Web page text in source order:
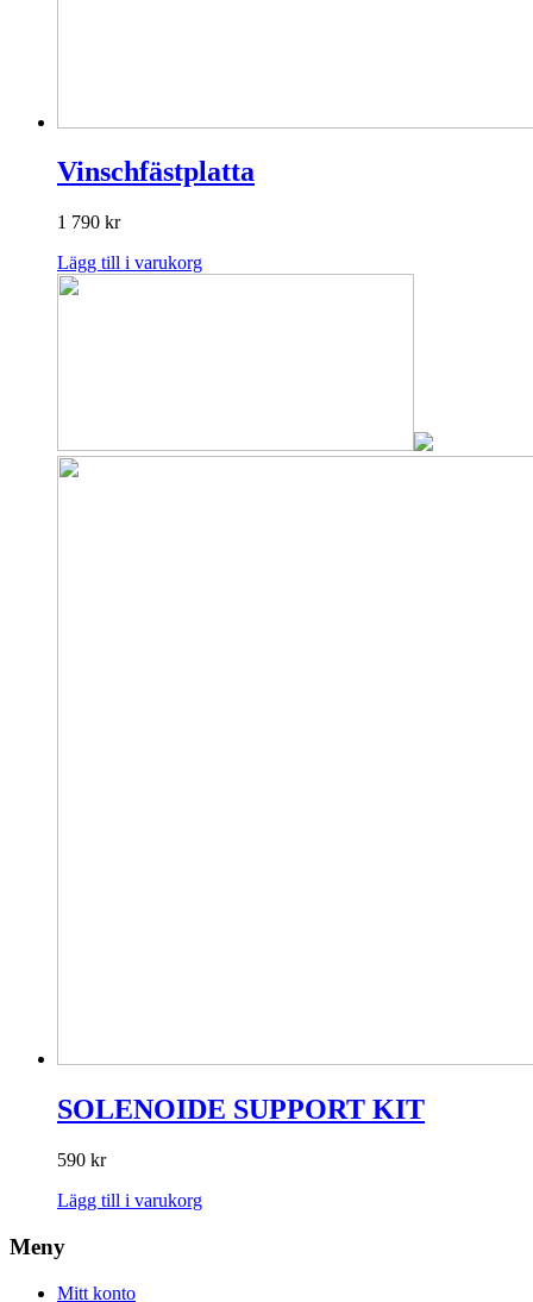
Vinschfästplatta
1 790 kr
Lägg till i varukorg
SOLENOIDE SUPPORT KIT
590 kr
Lägg till i varukorg
Meny
Mitt konto